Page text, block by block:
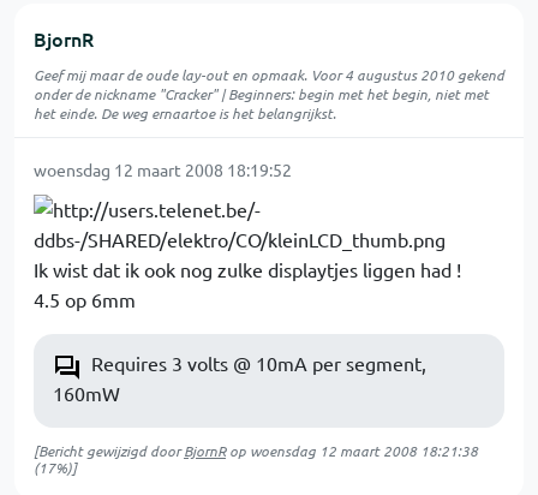
BjornR
Geef mij maar de oude lay-out en opmaak. Voor 4 augustus 2010 gekend
onder de nickname "Cracker" | Beginners: begin met het begin, niet met
het einde. De weg ernaartoe is het belangrijkst.
woensdag 12 maart 2008 18:19:52
Ik wist dat ik ook nog zulke displaytjes liggen had !
4.5 op 6mm
Requires 3 volts @ 10mA per segment,
160mW
[Bericht gewijzigd doorBjornRop woensdag 12 maart 2008 18:21:38
(17%)]